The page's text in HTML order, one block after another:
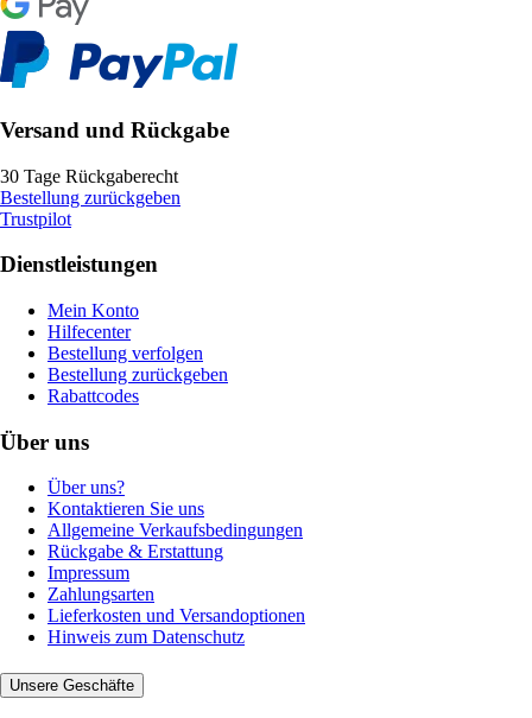
Versand und Rückgabe
30 Tage Rückgaberecht
Bestellung zurückgeben
Trustpilot
Dienstleistungen
Mein Konto
Hilfecenter
Bestellung verfolgen
Bestellung zurückgeben
Rabattcodes
Über uns
Über uns?
Kontaktieren Sie uns
Allgemeine Verkaufsbedingungen
Rückgabe & Erstattung
Impressum
Zahlungsarten
Lieferkosten und Versandoptionen
Hinweis zum Datenschutz
Unsere Geschäfte